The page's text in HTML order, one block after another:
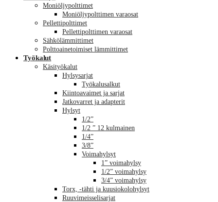
Moniöljypolttimet
Moniöljypolttimen varaosat
Pellettipolttimet
Pellettipolttimen varaosat
Sähkölämmittimet
Polttoainetoimiset lämmittimet
Työkalut
Käsityökalut
Hylsysarjat
Työkalusalkut
Kiintoavaimet ja sarjat
Jatkovarret ja adapterit
Hylsyt
1/2”
1/2 ” 12 kulmainen
1/4”
3/8”
Voimahylsyt
1” voimahylsy
1/2” voimahylsy
3/4” voimahylsy
Torx, -tähti ja kuusiokolohylsyt
Ruuvimeisselisarjat